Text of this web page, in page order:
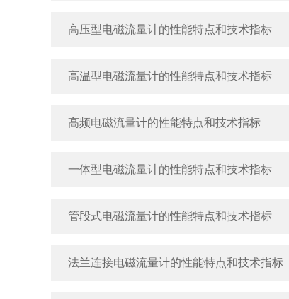
高压型电磁流量计的性能特点和技术指标
高温型电磁流量计的性能特点和技术指标
高频电磁流量计的性能特点和技术指标
一体型电磁流量计的性能特点和技术指标
管段式电磁流量计的性能特点和技术指标
法兰连接电磁流量计的性能特点和技术指标